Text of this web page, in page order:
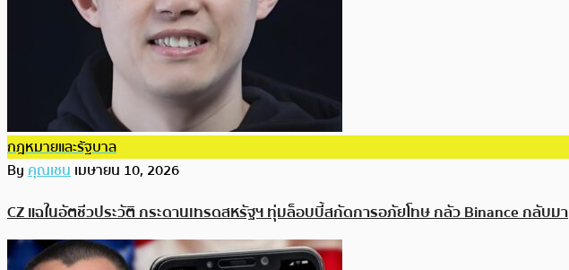
กฎหมายและรัฐบาล
Byคุณเชนเมษายน 10, 2026
CZ แฉในอัตชีวประวัติ กระดานเทรดสหรัฐฯ ทุ่มล็อบบี้สกัดการอภัยโทษ กลัว Binance กลับมา